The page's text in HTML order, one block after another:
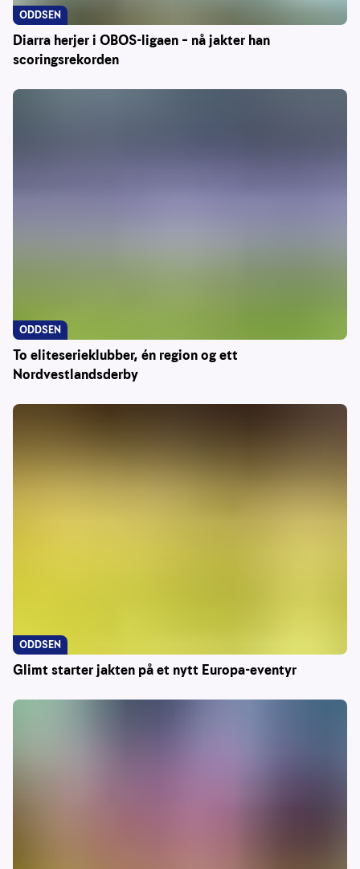
Diarra herjer i OBOS-ligaen – nå jakter han
scoringsrekorden
ODDSEN
To eliteserieklubber, én region og ett
Nordvestlandsderby
ODDSEN
Glimt starter jakten på et nytt Europa-eventyr
ODDSEN